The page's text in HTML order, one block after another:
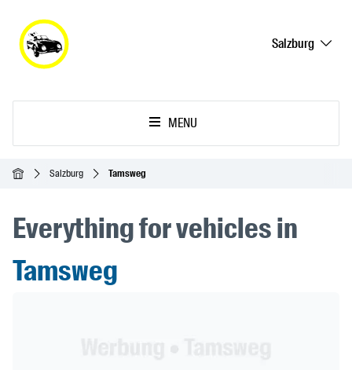
Salzburg
MENU
Ana SayfaSalzburg Tamsweg
Everything for vehicles in
Tamsweg